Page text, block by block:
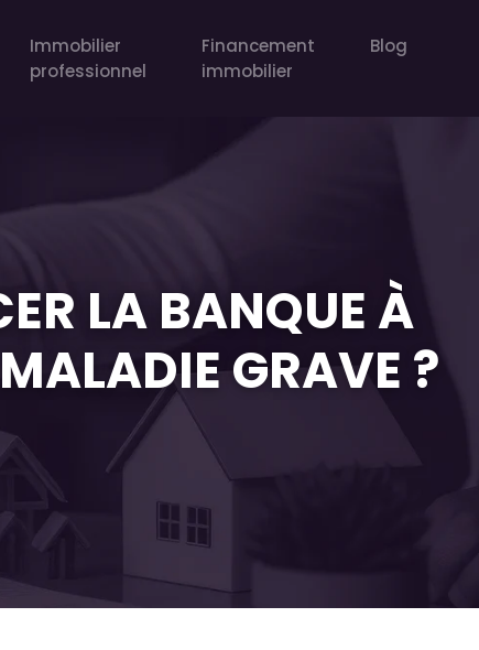
Immobilier
professionnel
Financement
immobilier
Blog
LA BANQUE À
GRAVE ?